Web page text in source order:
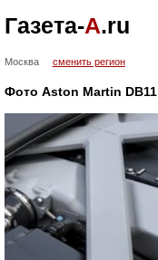
Газета-А.ru
Москва сменить регион
Фото Aston Martin DB11